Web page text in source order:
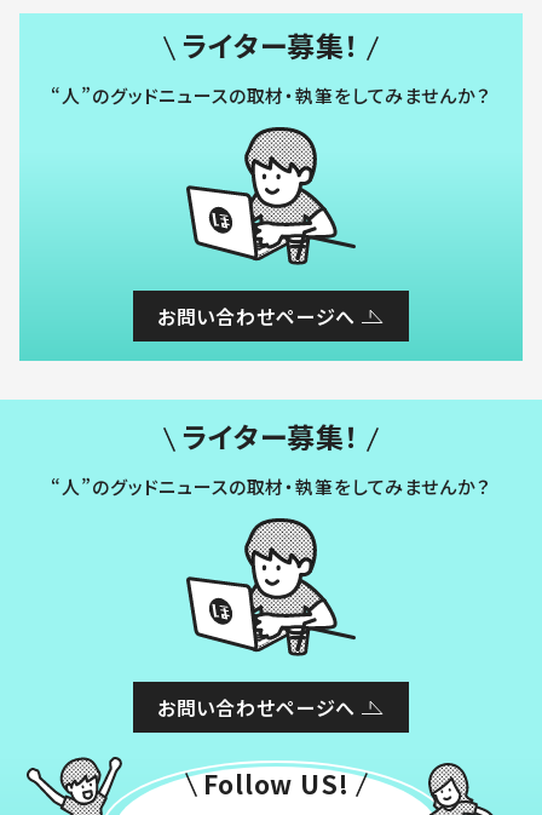
ライター募集！
“人”のグッドニュースの取材・執筆をしてみませんか？
お問い合わせページへ
ライター募集！
“人”のグッドニュースの取材・執筆をしてみませんか？
お問い合わせページへ
Follow US!